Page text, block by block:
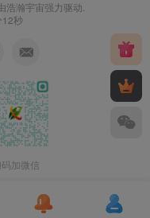
浩瀚宇宙强力驱动.
12秒
加微信